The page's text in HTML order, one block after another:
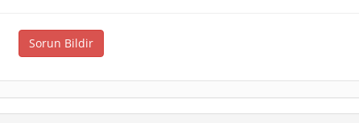
Sorun Bildir